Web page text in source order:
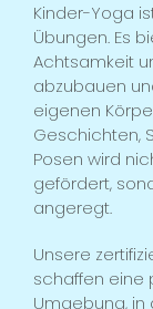
Kinder-Yoga
Übungen. Es
Achtsamkeit
abzubauen
eigenen
Geschichten,
Posen wird
gefördert,
angeregt.
Unsere
schaffen eine
Umgebung, in